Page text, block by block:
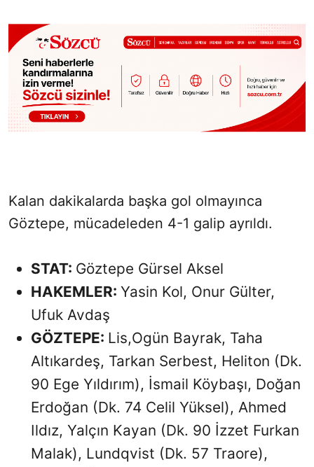
Kalan dakikalarda başka gol olmayınca
Göztepe, mücadeleden 4-1 galip ayrıldı.
STAT: Göztepe Gürsel Aksel
HAKEMLER: Yasin Kol, Onur Gülter,
Ufuk Avdaş
GÖZTEPE: Lis,Ogün Bayrak, Taha
Altıkardeş, Tarkan Serbest, Heliton (Dk.
90 Ege Yıldırım), İsmail Köybaşı, Doğan
Erdoğan (Dk. 74 Celil Yüksel), Ahmed
Ildız, Yalçın Kayan (Dk. 90 İzzet Furkan
Malak), Lundqvist (Dk. 57 Traore),